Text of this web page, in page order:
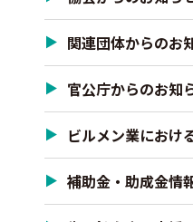
関連団体からのお
官公庁からのお知
ビルメン業におけ
補助金・助成金情